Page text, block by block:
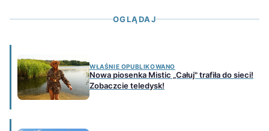
OGLĄDAJ
WŁAŚNIE OPUBLIKOWANO
Nowa piosenka Mistic „Całuj" trafiła do sieci!
Zobaczcie teledysk!